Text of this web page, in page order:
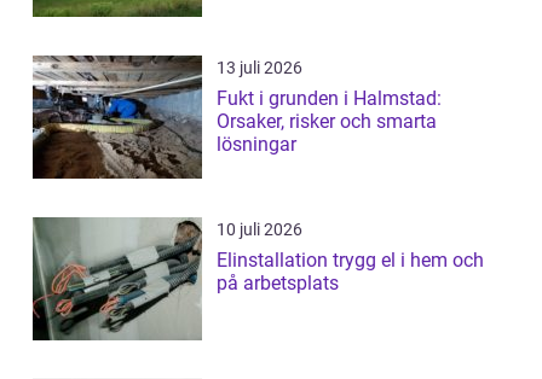
13 juli 2026
Fukt i grunden i Halmstad:
Orsaker, risker och smarta
lösningar
10 juli 2026
Elinstallation trygg el i hem och
på arbetsplats